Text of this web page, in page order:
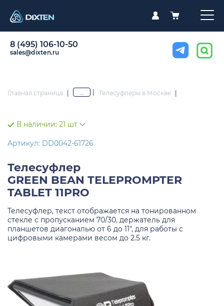
8 (495) 106-10-50
sales@dixten.ru
Главная страница | ... Телесуфлеры в Москве |
В наличии: 21 шт
Артикул: DD0042-61726
Телесуфлер
GREEN BEAN TELEPROMPTER
TABLET 11PRO
Телесуфлер, текст отображается на тонированном
стекле с пропусканием 70/30, держатель для
планшетов диагональю от 6 до 11", для работы с
цифровыми камерами весом до 2.5 кг.